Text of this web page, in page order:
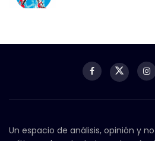
Un espacio de análisis, opinión y